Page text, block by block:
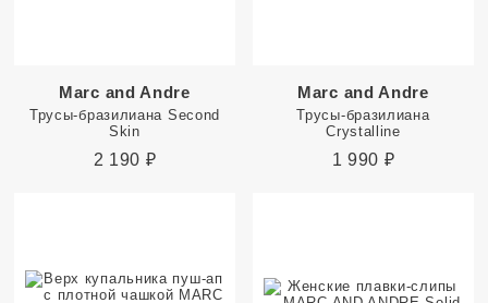
Marc and Andre
Трусы-бразилиана Second
Skin
2 190 ₽
Marc and Andre
Трусы-бразилиана
Crystalline
1 990 ₽